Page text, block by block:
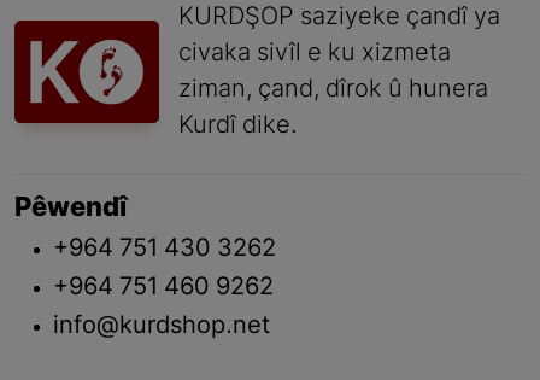
KURDŞOP saziyeke çandî ya
civaka sivîl e ku xizmeta
ziman, çand, dîrok û hunera
Kurdî dike.
Pêwendî
+964 751 430 3262
+964 751 460 9262
info@kurdshop.net